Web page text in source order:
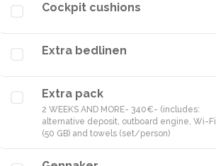
Cockpit cushions
Extra bedlinen
Extra pack
2 WEEKS AND MORE- 340€- (includes:
alternative deposit, outboard engine, Wi-Fi
(50 GB) and towels (set/person)